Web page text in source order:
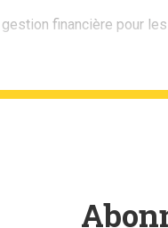
financière pour